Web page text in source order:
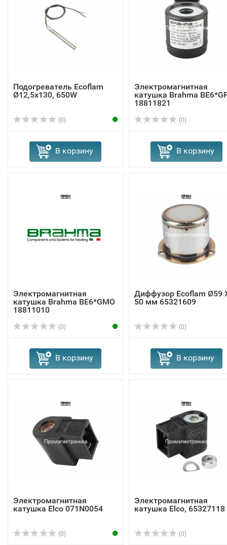
Подогреватель Ecoflam
Ø12,5x130, 650W
(0)
В корзину
Электромагнитная
катушка Brahma
18811821
(0)
В корзину
Электромагнитная
катушка Brahma BE6*GMO
18811010
(0)
В корзину
Диффузор Ecoflam Ø59
50 мм 65321609
(0)
В корзину
Электромагнитная
катушка Elco 071N0054
(0)
Электромагнитная
катушка Elco, 65327118
(0)